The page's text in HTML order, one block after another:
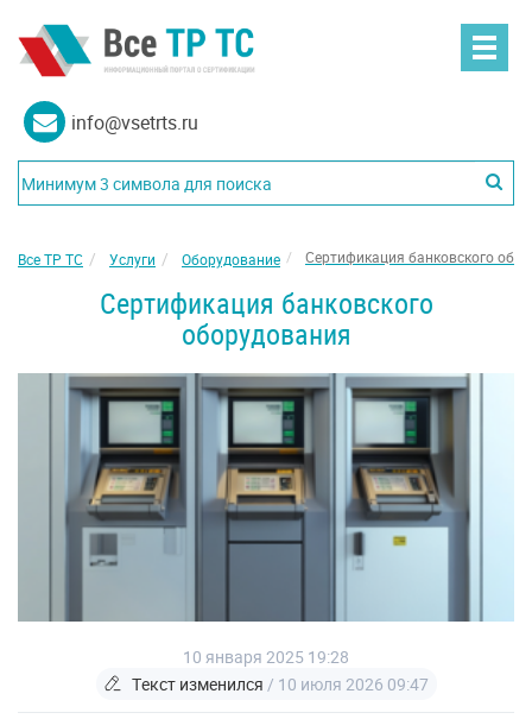
info@vsetrts.ru
Все ТР ТС Услуги Оборудование Сертификация банковского
Сертификация банковского
оборудования
10 января 2025 19:28
Текст изменился / 10 июля 2026 09:47